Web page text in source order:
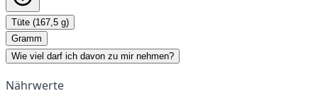
Tüte (167,5 g)
Gramm
Wie viel darf ich davon zu mir nehmen?
Nährwerte